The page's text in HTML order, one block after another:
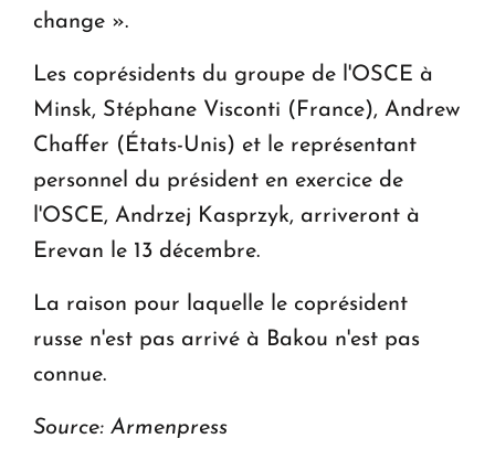
change ».
Les coprésidents du groupe de l'OSCE à
Minsk, Stéphane Visconti (France), Andrew
Chaffer (États-Unis) et le représentant
personnel du président en exercice de
l'OSCE, Andrzej Kasprzyk, arriveront à
Erevan le 13 décembre.
La raison pour laquelle le coprésident
russe n'est pas arrivé à Bakou n'est pas
connue.
Source: Armenpress